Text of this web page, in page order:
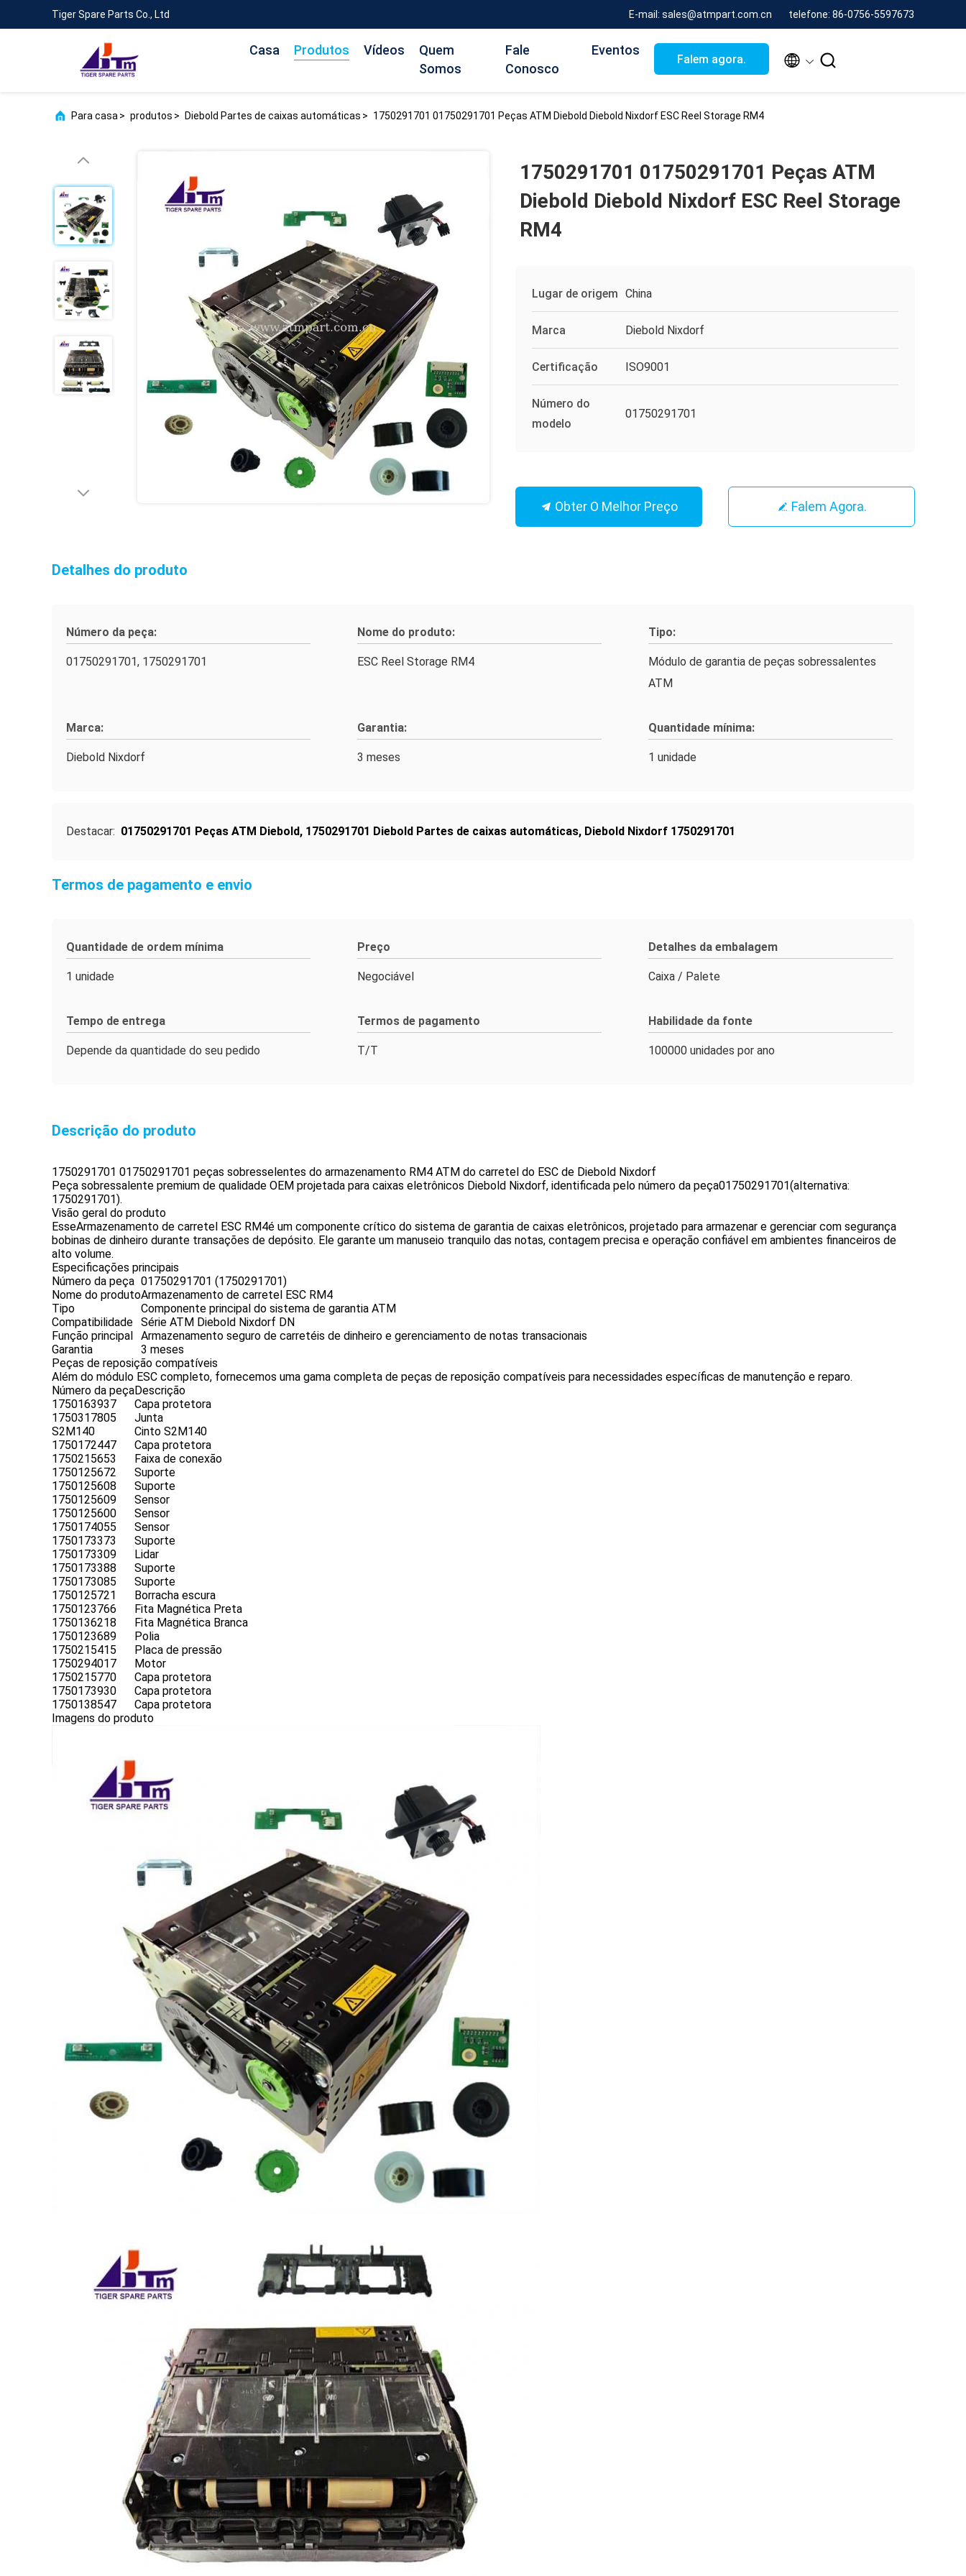
Tiger Spare Parts Co., Ltd E-mail: sales@atmpart.com.cn telefone: 86-0756-5597673
Casa Produtos Vídeos
Quem
Somos
Fale
Conosco
Eventos
Falem agora.  
Para casa > produtos > Diebold Partes de caixas automáticas > 1750291701 01750291701 Peças ATM Diebold Diebold Nixdorf ESC Reel Storage RM4
1750291701 01750291701 Peças ATM
Diebold Diebold Nixdorf ESC Reel Storage
RM4
Lugar de origem China
Marca Diebold Nixdorf
Certificação ISO9001
Número do
modelo
01750291701
Obter O Melhor Preço Falem Agora.
Detalhes do produto
Número da peça:
01750291701, 1750291701
Nome do produto:
ESC Reel Storage RM4
Tipo:
Módulo de garantia de peças sobressalentes
ATM
Marca:
Diebold Nixdorf
Garantia:
3 meses
Quantidade mínima:
1 unidade
Destacar: 01750291701 Peças ATM Diebold, 1750291701 Diebold Partes de caixas automáticas, Diebold Nixdorf 1750291701
Termos de pagamento e envio
Quantidade de ordem mínima
1 unidade
Preço
Negociável
Detalhes da embalagem
Caixa / Palete
Tempo de entrega
Depende da quantidade do seu pedido
Termos de pagamento
T/T
Habilidade da fonte
100000 unidades por ano
Descrição do produto
1750291701 01750291701 peças sobresselentes do armazenamento RM4 ATM do carretel do ESC de Diebold Nixdorf
Peça sobressalente premium de qualidade OEM projetada para caixas eletrônicos Diebold Nixdorf, identificada pelo número da peça01750291701(alternativa:
1750291701).
Visão geral do produto
EsseArmazenamento de carretel ESC RM4é um componente crítico do sistema de garantia de caixas eletrônicos, projetado para armazenar e gerenciar com segurança
bobinas de dinheiro durante transações de depósito. Ele garante um manuseio tranquilo das notas, contagem precisa e operação confiável em ambientes financeiros de
alto volume.
Especificações principais
Número da peça 01750291701 (1750291701)
Nome do produtoArmazenamento de carretel ESC RM4
Tipo
Componente principal do sistema de garantia ATM
Compatibilidade Série ATM Diebold Nixdorf DN
Função principal Armazenamento seguro de carretéis de dinheiro e gerenciamento de notas transacionais
Garantia
3 meses
Peças de reposição compatíveis
Além do módulo ESC completo, fornecemos uma gama completa de peças de reposição compatíveis para necessidades específicas de manutenção e reparo.
Número da peçaDescrição
1750163937
Capa protetora
1750317805
Junta
S2M140
Cinto S2M140
1750172447
Capa protetora
1750215653
Faixa de conexão
1750125672
Suporte
1750125608
Suporte
1750125609
Sensor
1750125600
Sensor
1750174055
Sensor
1750173373
Suporte
1750173309
Lidar
1750173388
Suporte
1750173085
Suporte
1750125721
Borracha escura
1750123766
Fita Magnética Preta
1750136218
Fita Magnética Branca
1750123689
Polia
1750215415
Placa de pressão
1750294017
Motor
1750215770
Capa protetora
1750173930
Capa protetora
1750138547
Capa protetora
Imagens do produto